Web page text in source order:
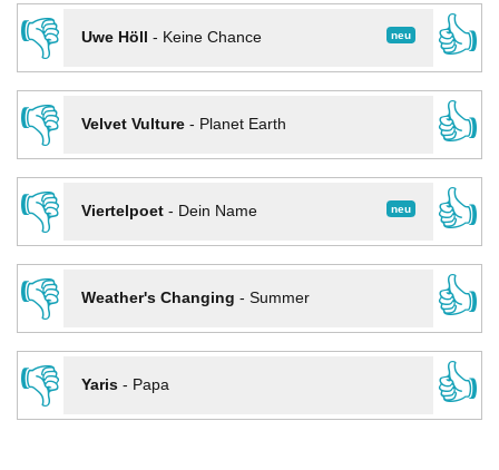
👎
neu
Uwe Höll - Keine Chance
👍
👎
Velvet Vulture- Planet Earth
👍
👎
neu
Viertelpoet- Dein Name
👍
👎
Weather's Changing - Summer
👍
👎
Yaris- Papa 👍